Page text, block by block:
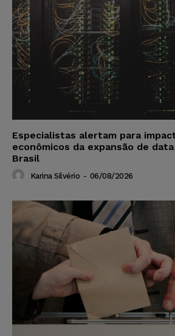
Especialistas alertam para
econômicos da expansão de
Brasil
Karina Silvério - 06/08/2026